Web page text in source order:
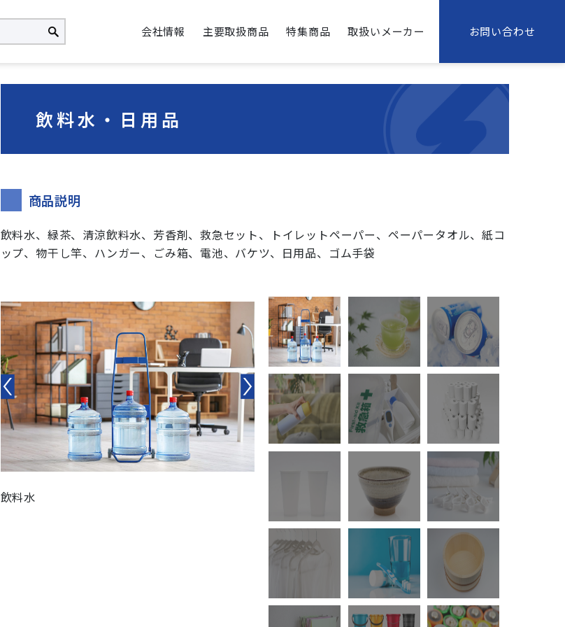
会社情報 主要取扱商品 特集商品 取扱いメーカー お問い合わせ
飲料水・日用品
商品説明
飲料水、緑茶、清涼飲料水、芳香剤、救急セット、トイレットペーパー、ペーパータオル、紙コ
ップ、物干し竿、ハンガー、ごみ箱、電池、バケツ、日用品、ゴム手袋
飲料水